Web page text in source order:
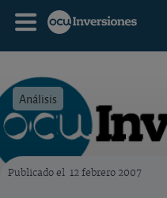
Análisis
Publicado el 12 febrero 2007